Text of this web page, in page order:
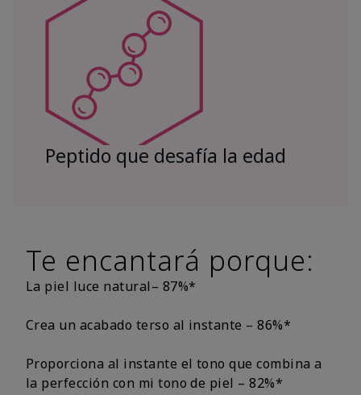
Peptido que desafía la edad
Te encantará porque:
La piel luce natural– 87%*
Crea un acabado terso al instante – 86%*
Proporciona al instante el tono que combina a
la perfección con mi tono de piel – 82%*